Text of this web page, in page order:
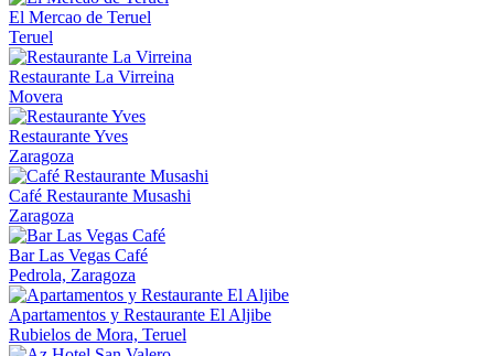
El Mercao de Teruel
Teruel
Restaurante La Virreina
Movera
Restaurante Yves
Zaragoza
Café Restaurante Musashi
Zaragoza
Bar Las Vegas Café
Pedrola, Zaragoza
Apartamentos y Restaurante El Aljibe
Rubielos de Mora, Teruel